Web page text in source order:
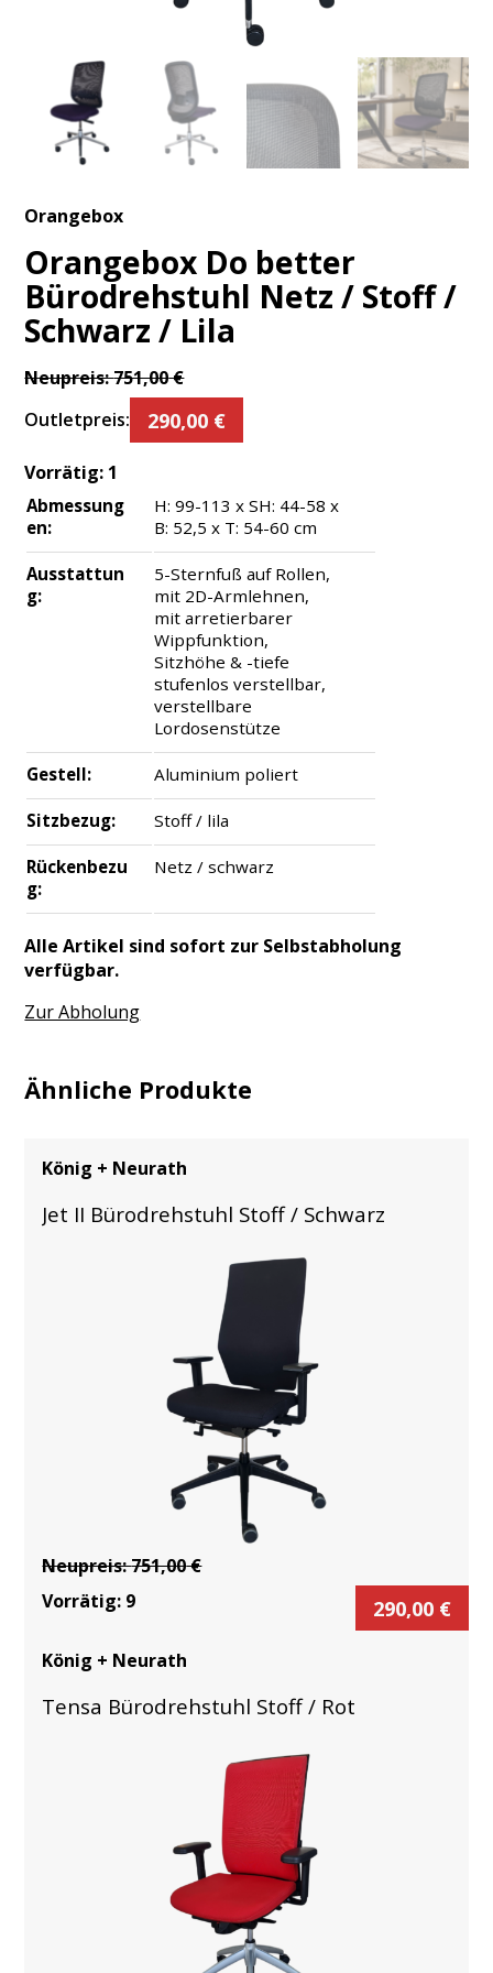
Orangebox
Orangebox Do better
Bürodrehstuhl Netz / Stoff /
Schwarz / Lila
Neupreis:751,00€
Outletpreis:
290,00 €
Vorrätig: 1
Abmessung
en:
H: 99-113 x SH: 44-58 x
B: 52,5 x T: 54-60 cm
Ausstattun
g:
5-Sternfuß auf Rollen,
mit 2D-Armlehnen,
mit arretierbarer
Wippfunktion,
Sitzhöhe & -tiefe
stufenlos verstellbar,
verstellbare
Lordosenstütze
Gestell: Aluminium poliert
Sitzbezug: Stoff / lila
Rückenbezu
g:
Netz / schwarz
Alle Artikel sind sofort zur Selbstabholung
verfügbar.
Zur Abholung
Ähnliche Produkte
König + Neurath
Jet II Bürodrehstuhl Stoff / Schwarz
Neupreis:751,00€
Vorrätig: 9 290,00 €
König + Neurath
Tensa Bürodrehstuhl Stoff / Rot